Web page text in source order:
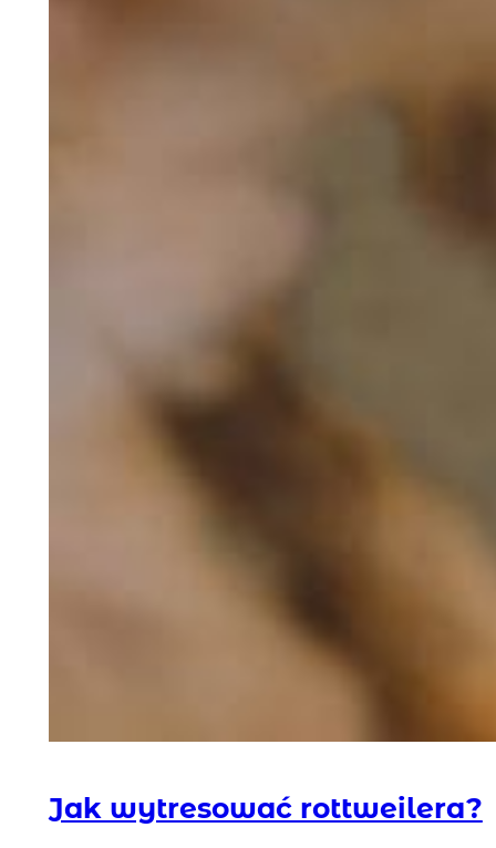
Jak wytresować rottweilera?